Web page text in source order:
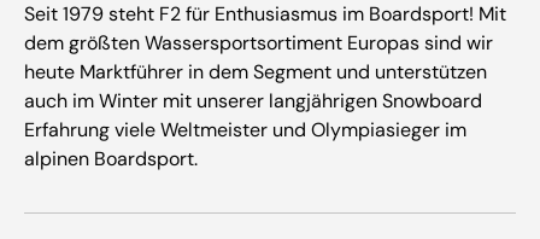
Seit 1979 steht F2 für Enthusiasmus im Boardsport! Mit
dem größten Wassersportsortiment Europas sind wir
heute Marktführer in dem Segment und unterstützen
auch im Winter mit unserer langjährigen Snowboard
Erfahrung viele Weltmeister und Olympiasieger im
alpinen Boardsport.